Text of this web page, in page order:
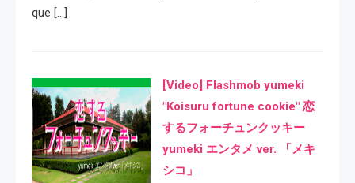
que […]
[Video] Flashmob yumeki
"Koisuru fortune cookie" 恋
するフォーチュンクッキー
yumeki エンタメ ver. 「メキ
シコ」